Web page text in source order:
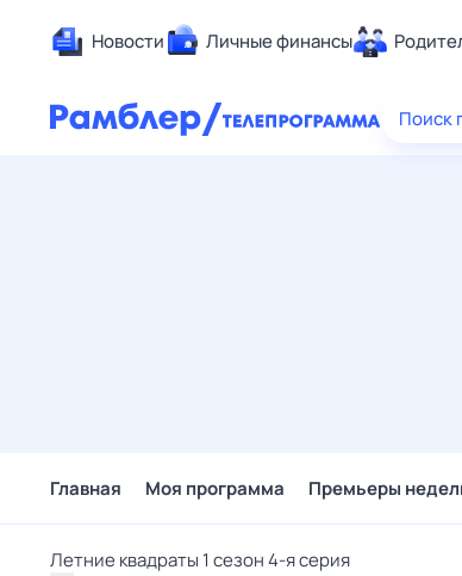
Новости Личные финансы
Поиск
Главная Моя программа Премьеры
Летние квадраты 1 сезон 4-я серия